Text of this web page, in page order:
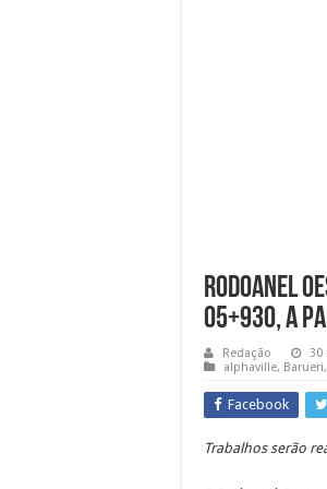
Rodoanel
05+930, a
Redação
30
alphaville, Barueri,
Facebook
Trabalhos serão